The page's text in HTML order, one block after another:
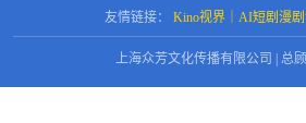
友情链接： Kino视界｜AI短剧漫
上海众芳文化传播有限公司 | 总